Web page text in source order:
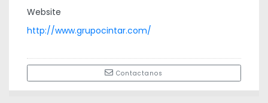
Website
http://www.grupocintar.com/
Contactanos